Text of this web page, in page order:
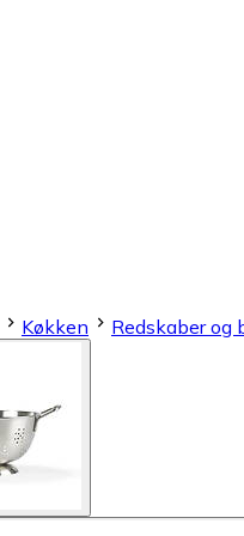
Køkken Redskaber og